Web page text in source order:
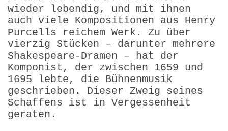
wieder lebendig, und mit ihnen
auch viele Kompositionen aus Henry
Purcells reichem Werk. Zu über
vierzig Stücken – darunter mehrere
Shakespeare-Dramen – hat der
Komponist, der zwischen 1659 und
1695 lebte, die Bühnenmusik
geschrieben. Dieser Zweig seines
Schaffens ist in Vergessenheit
geraten.